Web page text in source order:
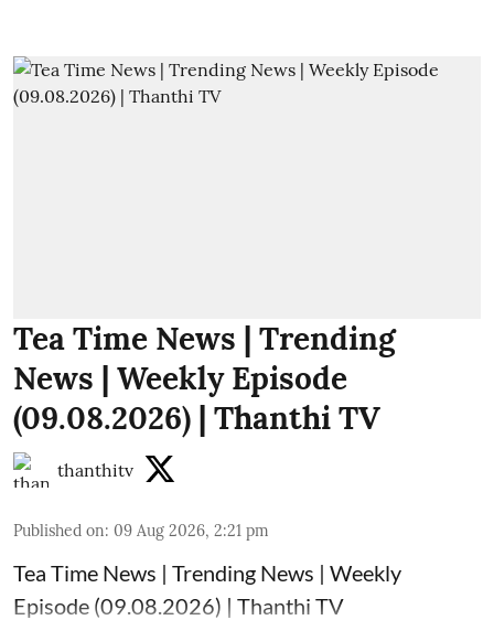
Tea Time News | Trending
News | Weekly Episode
(09.08.2026) | Thanthi TV
thanthitv
Published on: 09 Aug 2026, 2:21 pm
Tea Time News | Trending News | Weekly
Episode (09.08.2026) | Thanthi TV